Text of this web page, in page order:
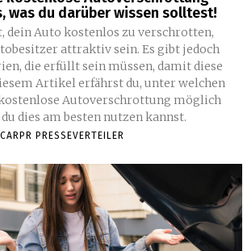
was du darüber wissen solltest!
dein Auto kostenlos zu verschrotten,
attraktiv sein. Es gibt jedoch
die erfüllt sein müssen, damit diese
Artikel erfährst du, unter welchen
Autoverschrottung möglich
dies am besten nutzen kannst.
CARPR PRESSEVERTEILER